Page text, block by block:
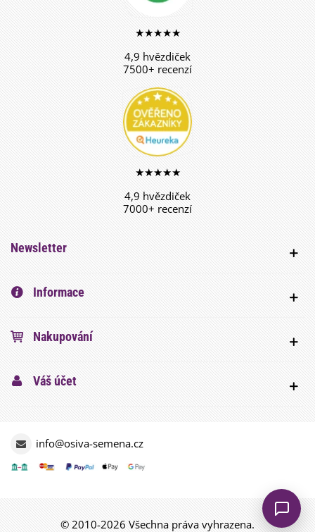
★★★★★
4,9 hvězdiček
7500+ recenzí
★★★★★
4,9 hvězdiček
7000+ recenzí
Newsletter
Informace
Nakupování
Váš účet
info@osiva-semena.cz
© 2010-2026 Všechna práva vyhrazena.